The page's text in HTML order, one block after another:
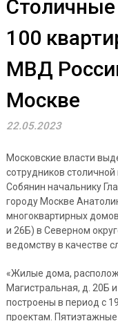
100
МВД
Москве
22.05.2023
Московские власти
сотрудников
Собянин начальнику
городу Москве
многоквартирных
и 26Б) в Северном
ведомству в качестве
«Жилые дома,
Магистральная, д. 20Б
построены в период с
проектам.